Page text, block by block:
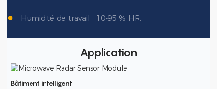
● Humidité de travail : 10-95 % HR.
Application
Bâtiment intelligent